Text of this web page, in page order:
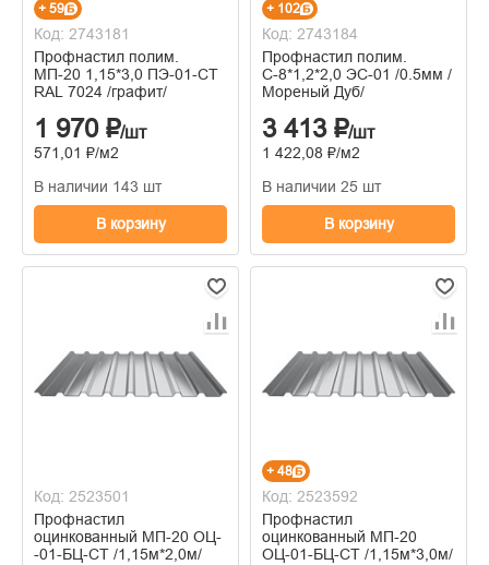
+ 59
Код: 2743181
Профнастил полим.
МП-20 1,15*3,0 ПЭ-01-СТ
RAL 7024 /графит/
1 970 ₽/шт
571,01 ₽/м2
В наличии 143 шт
В корзину
+ 102
Код: 2743184
Профнастил полим.
С-8*1,2*2,0 ЭС-01 /0.5мм /
Мореный Дуб/
3 413 ₽/шт
1 422,08 ₽/м2
В наличии 25 шт
В корзину
Код: 2523501
Профнастил
оцинкованный МП-20 ОЦ-
-01-БЦ-СТ /1,15м*2,0м/
+ 48
Код: 2523592
Профнастил
оцинкованный МП-20
ОЦ-01-БЦ-СТ /1,15м*3,0м/